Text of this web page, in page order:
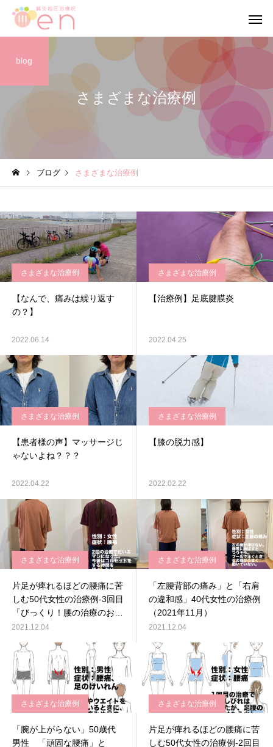
【当院の小さな従業員】
ブログ
【笑顔が作る 穏やか
さまざまな治療例
blog
ブログ さまざまな治療例
さまざまな治療例
【なんで、痛みは繰り返す
の？】
2022.06.14
さまざまな治療例
【治療例】足底腱膜炎
2022.04.25
さまざまな治療例
【患者様の声】マッサージじ
ゃないよね？？？
2022.04.22
さまざまな治療例
【膝の脱力感】
2022.02.22
さまざまな治療例
片足が痺れるほどの腰痛に苦
しむ50代女性の治療例-3回目
「びっくり！腰の治療のおま
けで、顔の歪みも整った」
2021.12.04
さまざまな治療例
「左腰背部の痛み」と「右肩
の違和感」40代女性の治療例
（2021年11月）
2021.12.04
さまざまな治療例
「腕が上がらない」50歳代
男性 「頑固な腰痛」と
さまざまな治療例
片足が痺れるほどの腰痛に苦
しむ50代女性の治療例-2回目